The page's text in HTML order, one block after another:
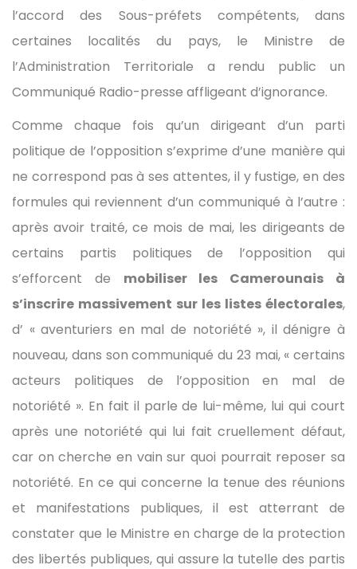
l’accord des Sous-préfets compétents, dans
certaines localités du pays, le Ministre de
l’Administration Territoriale a rendu public un
Communiqué Radio-presse affligeant d’ignorance.
Comme chaque fois qu’un dirigeant d’un parti
politique de l’opposition s’exprime d’une manière qui
ne correspond pas à ses attentes, il y fustige, en des
formules qui reviennent d’un communiqué à l’autre :
après avoir traité, ce mois de mai, les dirigeants de
certains partis politiques de l’opposition qui
s’efforcent de mobiliser les Camerounais à
s’inscrire massivement sur les listes électorales,
d’ « aventuriers en mal de notoriété », il dénigre à
nouveau, dans son communiqué du 23 mai, « certains
acteurs politiques de l’opposition en mal de
notoriété ». En fait il parle de lui-même, lui qui court
après une notoriété qui lui fait cruellement défaut,
car on cherche en vain sur quoi pourrait reposer sa
notoriété. En ce qui concerne la tenue des réunions
et manifestations publiques, il est atterrant de
constater que le Ministre en charge de la protection
des libertés publiques, qui assure la tutelle des partis